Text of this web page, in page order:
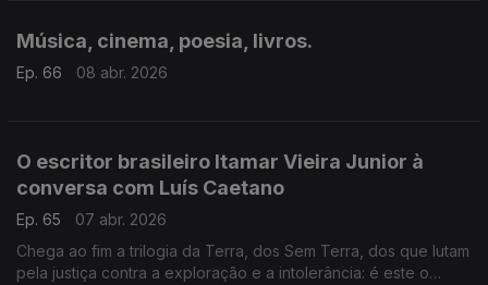
Música, cinema, poesia, livros.
Ep. 66 08 abr. 2026
O escritor brasileiro Itamar Vieira Junior à
conversa com Luís Caetano
Ep. 65
07 abr. 2026
Chega ao fim a trilogia da Terra, dos Sem Terra, dos que lutam
pela justiça contra a exploração e a intolerância: é este o